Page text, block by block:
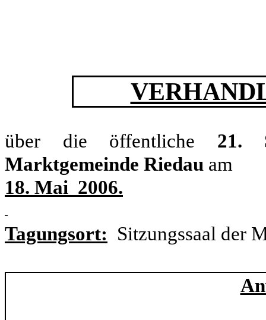
über die öffentliche 21.
Marktgemeinde Riedau am
18. Mai 2006.
Tagungsort: Sitzungssaal der